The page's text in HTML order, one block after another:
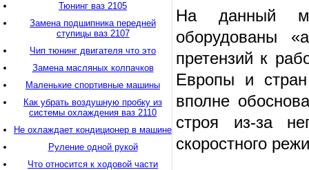
На данный
оборудованы
претензий к
Европы и
вполне
строя из-за
скоростного
Тюнинг ваз 2105
Замена подшипника передней
ступицы ваз 2107
Чип тюнинг двигателя что это
Замена масляных колпачков
Маленькие спортивные машины
Как убрать воздушную пробку из
системы охлаждения ваз 2110
Не охлаждает кондиционер в машине
Руление одной рукой
Что относится к ходовой части